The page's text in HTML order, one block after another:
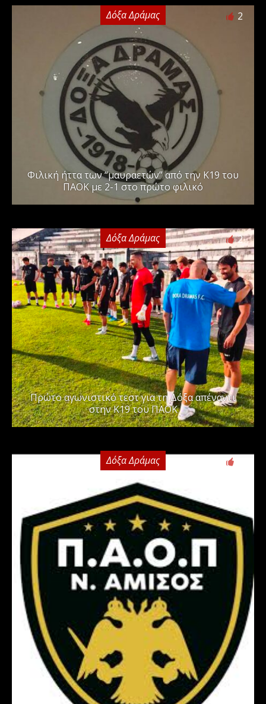
Δόξα Δράμας 2
Φιλική ήττα των “μαυραετών” από την Κ19 του
ΠΑΟΚ με 2-1 στο πρώτο φιλικό
Δόξα Δράμας 2
Πρώτο αγωνιστικό τεστ για τη Δόξα απέναντι
στην Κ19 του ΠΑΟΚ
Δόξα Δράμας